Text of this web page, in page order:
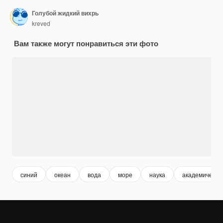
Голубой жидкий вихрь
kreved
Вам также могут понравиться эти фото
синий океан вода море наука